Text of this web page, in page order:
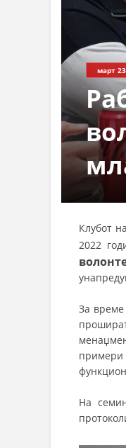
март
Клубот
2022
За
примери
На